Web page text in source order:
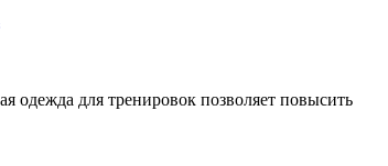
одежда для тренировок позволяет повысить